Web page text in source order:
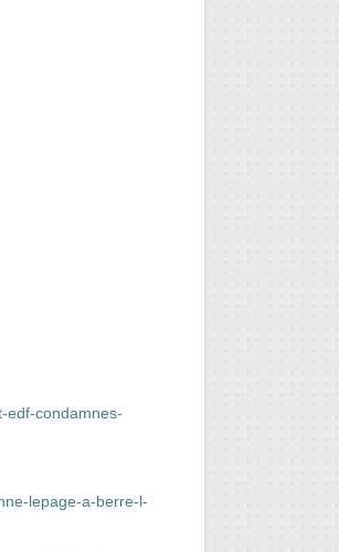
edf-condamnes-
lepage-a-berre-l-